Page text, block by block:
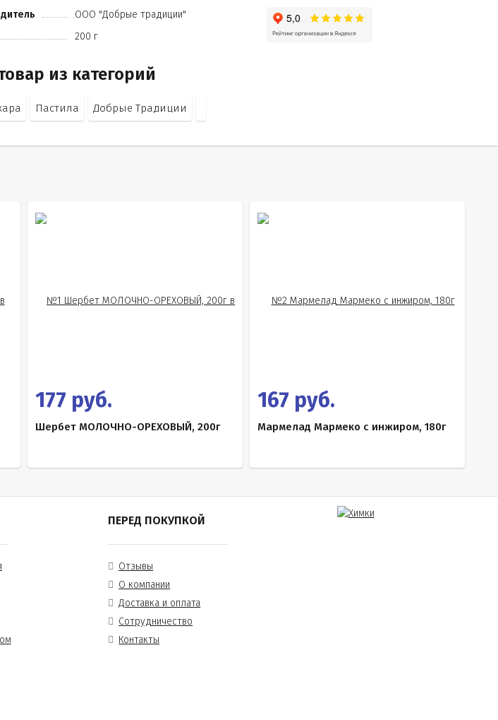
ООО "Добрые традиции"
200 г
из категорий
Пастила Добрые Традиции
177 руб.
Шербет МОЛОЧНО-ОРЕХОВЫЙ, 200г
167 руб.
Мармелад Мармеко с инжиром, 180г
ПЕРЕД ПОКУПКОЙ
Отзывы
О компании
Доставка и оплата
Сотрудничество
Контакты